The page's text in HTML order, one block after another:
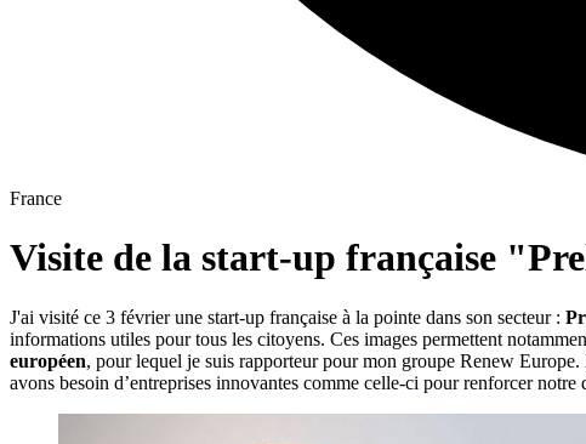
France
Visite de la start-up française
J'ai visité ce 3 février une start-up française à la pointe dans son secteur :
informations utiles pour tous les citoyens. Ces images permettent
européen, pour lequel je suis rapporteur pour mon groupe Renew
avons besoin d’entreprises innovantes comme celle-ci pour renforcer